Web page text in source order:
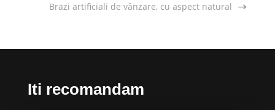
Brazi artificiali de vânzare, cu aspect natural
Iti recomandam